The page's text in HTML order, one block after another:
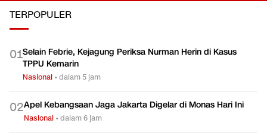
TERPOPULER
01Selain Febrie, Kejagung Periksa Nurman Herin di Kasus
TPPU Kemarin
Nasional •dalam 5 jam
02Apel Kebangsaan Jaga Jakarta Digelar di Monas Hari Ini
Nasional •dalam 6 jam